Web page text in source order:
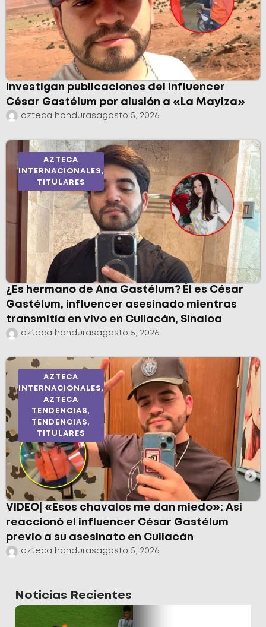
Investigan publicaciones del influencer
César Gastélum por alusión a «La Mayiza»
azteca hondurasagosto 5, 2026
AZTECA
INTERNACIONALES,
TITULARES
¿Es hermano de Ana Gastélum? Él es César
Gastélum, influencer asesinado mientras
transmitía en vivo en Culiacán, Sinaloa
azteca hondurasagosto 5, 2026
AZTECA
INTERNACIONALES,
AZTECA
TENDENCIAS,
TENDENCIAS,
TITULARES
VIDEO| «Esos chavalos me dan miedo»: Así
reaccionó el influencer César Gastélum
previo a su asesinato en Culiacán
azteca hondurasagosto 5, 2026
Noticias Recientes